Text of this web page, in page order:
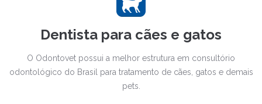
Dentista para cães e gatos
O Odontovet possui a melhor estrutura em consultório
odontológico do Brasil para tratamento de cães, gatos e demais
pets.